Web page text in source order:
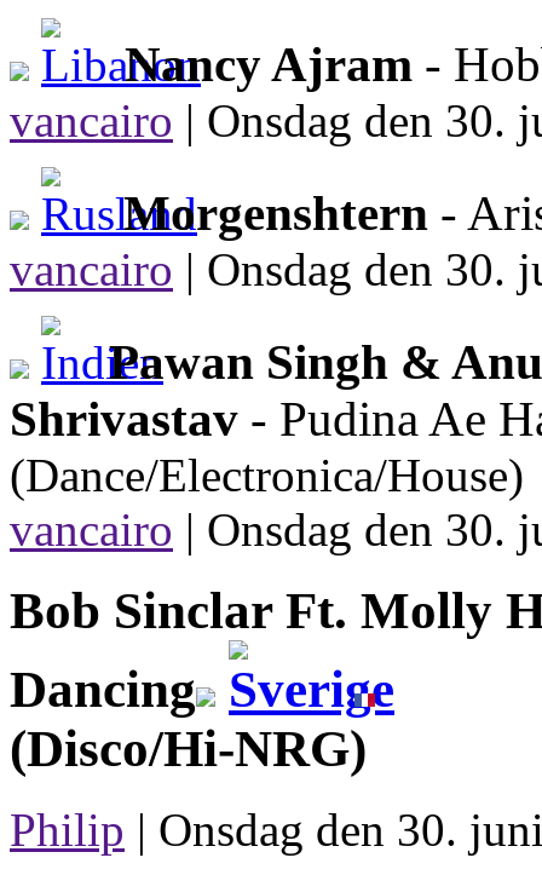
Nancy Ajram -
vancairo | Onsdag den 30.
Morgenshtern -
vancairo | Onsdag den 30.
Pawan Singh &
Shrivastav - Pudina Ae
(Dance/Electronica/House)
vancairo | Onsdag den 30.
Bob Sinclar Ft. Molly
Dancing
(Disco/Hi-NRG)
Philip | Onsdag den 30.